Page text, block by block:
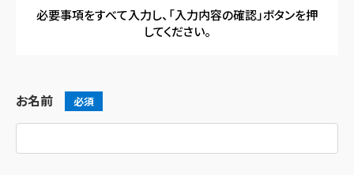
必要事項をすべて入力し、「入力内容の確認」ボタンを押
してください。
お名前 必須